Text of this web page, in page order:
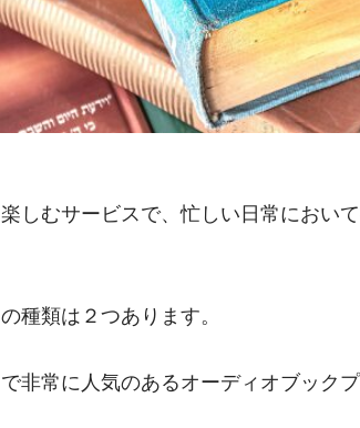
しむサービスで、忙しい日常におい
種類は２つあります。
非常に人気のあるオーディオブック